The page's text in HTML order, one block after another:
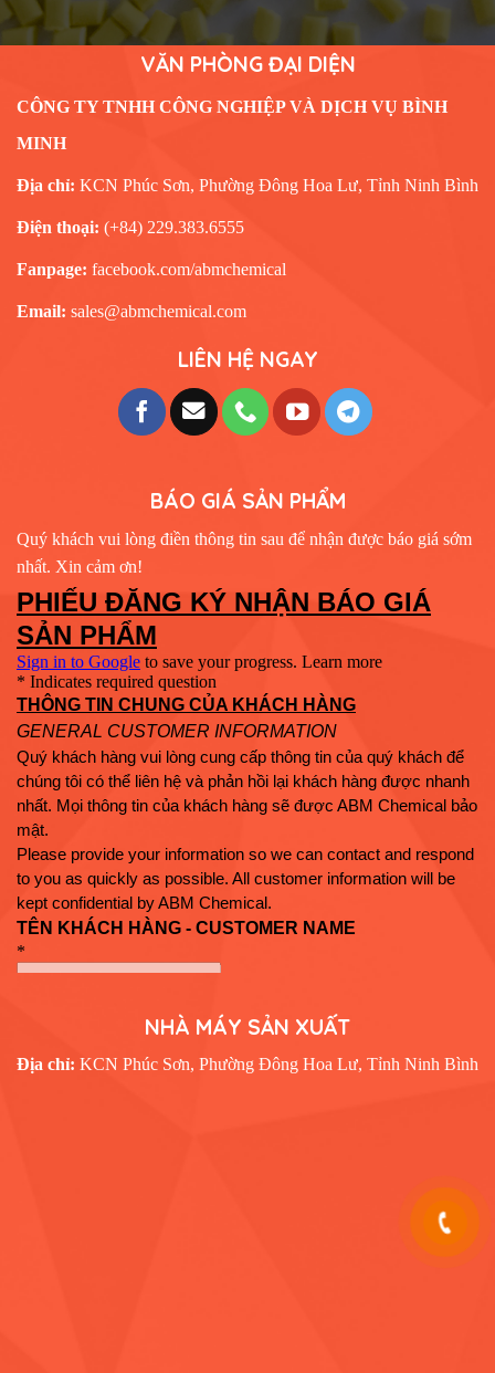
VĂN PHÒNG ĐẠI DIỆN
CÔNG TY TNHH CÔNG NGHIỆP VÀ DỊCH VỤ BÌNH
MINH
Địa chỉ: KCN Phúc Sơn, Phường Đông Hoa Lư, Tỉnh Ninh Bình
Điện thoại: (+84) 229.383.6555
Fanpage: facebook.com/abmchemical
Email: sales@abmchemical.com
LIÊN HỆ NGAY
BÁO GIÁ SẢN PHẨM
Quý khách vui lòng điền thông tin sau để nhận được báo giá sớm
nhất. Xin cảm ơn!
NHÀ MÁY SẢN XUẤT
Địa chỉ: KCN Phúc Sơn, Phường Đông Hoa Lư, Tỉnh Ninh Bình